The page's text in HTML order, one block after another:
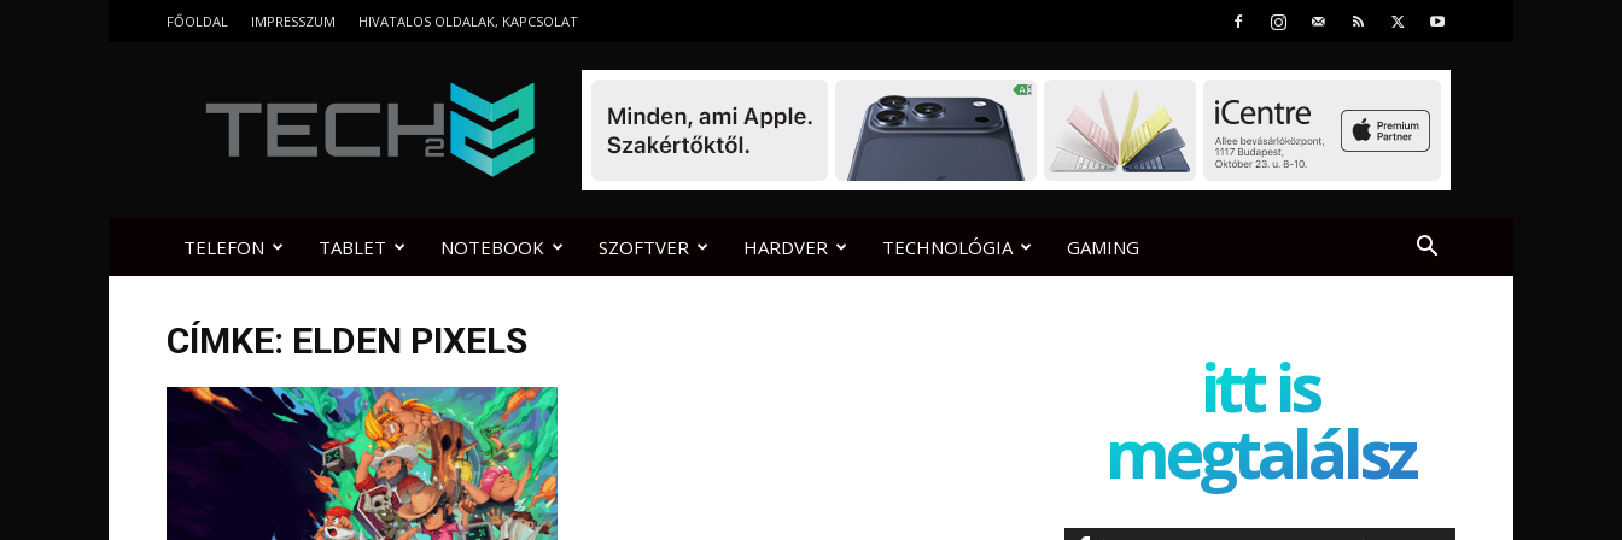
FŐOLDAL IMPRESSZUM HIVATALOS OLDALAK, KAPCSOLAT
TELEFON TABLET NOTEBOOK SZOFTVER HARDVER TECHNOLÓGIA GAMING
CÍMKE: ELDEN PIXELS
itt is
megtalálsz